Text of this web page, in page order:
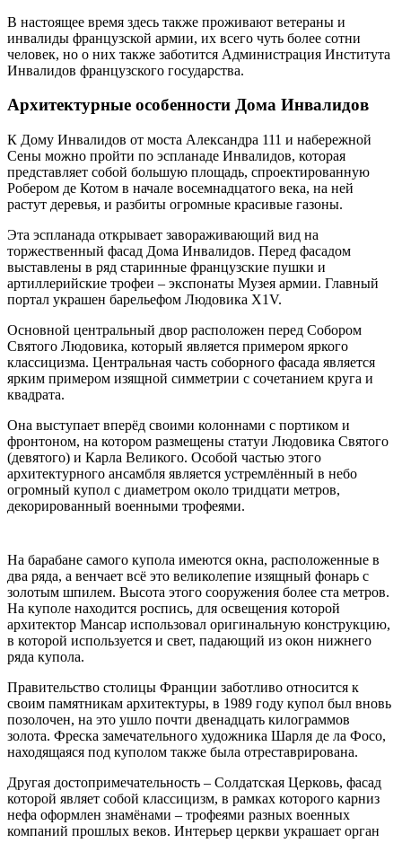
В настоящее время здесь также проживают ветераны и
инвалиды французской армии, их всего чуть более сотни
человек, но о них также заботится Администрация Института
Инвалидов французского государства.
Архитектурные особенности Дома Инвалидов
К Дому Инвалидов от моста Александра 111 и набережной
Сены можно пройти по эспланаде Инвалидов, которая
представляет собой большую площадь, спроектированную
Робером де Котом в начале восемнадцатого века, на ней
растут деревья, и разбиты огромные красивые газоны.
Эта эспланада открывает завораживающий вид на
торжественный фасад Дома Инвалидов. Перед фасадом
выставлены в ряд старинные французские пушки и
артиллерийские трофеи – экспонаты Музея армии. Главный
портал украшен барельефом Людовика Х1V.
Основной центральный двор расположен перед Собором
Святого Людовика, который является примером яркого
классицизма. Центральная часть соборного фасада является
ярким примером изящной симметрии с сочетанием круга и
квадрата.
Она выступает вперёд своими колоннами с портиком и
фронтоном, на котором размещены статуи Людовика Святого
(девятого) и Карла Великого. Особой частью этого
архитектурного ансамбля является устремлённый в небо
огромный купол с диаметром около тридцати метров,
декорированный военными трофеями.
На барабане самого купола имеются окна, расположенные в
два ряда, а венчает всё это великолепие изящный фонарь с
золотым шпилем. Высота этого сооружения более ста метров.
На куполе находится роспись, для освещения которой
архитектор Мансар использовал оригинальную конструкцию,
в которой используется и свет, падающий из окон нижнего
ряда купола.
Правительство столицы Франции заботливо относится к
своим памятникам архитектуры, в 1989 году купол был вновь
позолочен, на это ушло почти двенадцать килограммов
золота. Фреска замечательного художника Шарля де ла Фосо,
находящаяся под куполом также была отреставрирована.
Другая достопримечательность – Солдатская Церковь, фасад
которой являет собой классицизм, в рамках которого карниз
нефа оформлен знамёнами – трофеями разных военных
компаний прошлых веков. Интерьер церкви украшает орган